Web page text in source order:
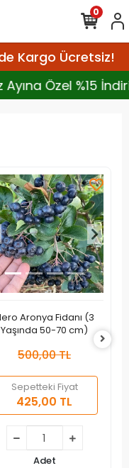
Kargo Ücretsiz!
Ayına Özel %15
0
Aronya Fidanı (3
Yaşında 50-70 cm)
500,00 TL
Sepetteki Fiyat
425,00 TL
Adet